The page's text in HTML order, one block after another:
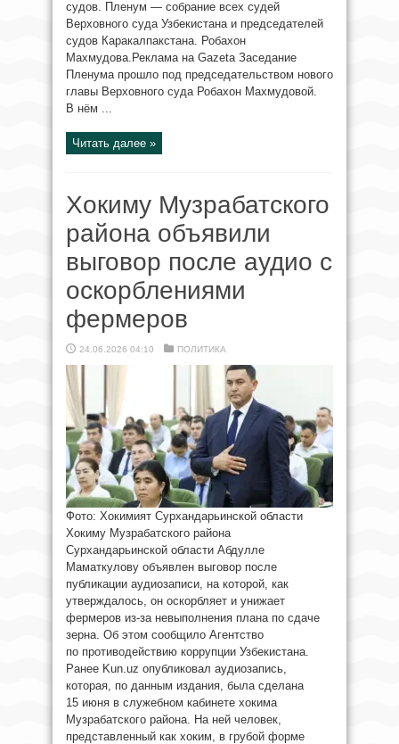
судов. Пленум — собрание всех судей
Верховного суда Узбекистана и председателей
судов Каракалпакстана. Робахон
Махмудова.Реклама на Gazeta Заседание
Пленума прошло под председательством нового
главы Верховного суда Робахон Махмудовой.
В нём ...
Читать далее »
Хокиму Музрабатского
района объявили
выговор после аудио с
оскорблениями
фермеров
24.06.2026 04:10 ПОЛИТИКА
Фото: Хокимият Сурхандарьинской области
Хокиму Музрабатского района
Сурхандарьинской области Абдулле
Маматкулову объявлен выговор после
публикации аудиозаписи, на которой, как
утверждалось, он оскорбляет и унижает
фермеров из-за невыполнения плана по сдаче
зерна. Об этом сообщило Агентство
по противодействию коррупции Узбекистана.
Ранее Kun.uz опубликовал аудиозапись,
которая, по данным издания, была сделана
15 июня в служебном кабинете хокима
Музрабатского района. На ней человек,
представленный как хоким, в грубой форме